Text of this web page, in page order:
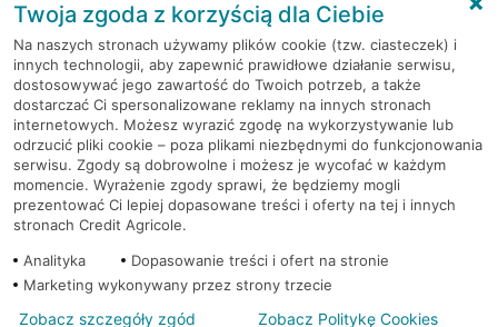
RODO
Regulamin serwisu
Mapa serwisu
PolitykaCookies
© 2026 Credit Agricole Bank Polska S.A. Wszelkie prawa zastrzeżone
Twoja zgoda z korzyścią dla Ciebie
Na naszych stronach używamy plików cookie (tzw. ciasteczek) i
innych technologii, aby zapewnić prawidłowe działanie serwisu,
dostosowywać jego zawartość do Twoich potrzeb, a także
dostarczać Ci spersonalizowane reklamy na innych stronach
internetowych. Możesz wyrazić zgodę na wykorzystywanie lub
odrzucić pliki cookie – poza plikami niezbędnymi do funkcjonowania
serwisu. Zgody są dobrowolne i możesz je wycofać w każdym
momencie. Wyrażenie zgody sprawi, że będziemy mogli
prezentować Ci lepiej dopasowane treści i oferty na tej i innych
stronach Credit Agricole.
Analityka
Dopasowanie treści i ofert na stronie
Marketing wykonywany przez strony trzecie
Zobacz szczegóły zgód Zobacz Politykę Cookies